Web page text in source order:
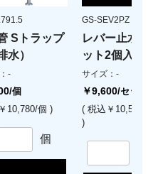
Sトラップ
水）
-
/個
10,780/個 )
個
GS-SEV2PZ
レバー止水栓
ット2個入)
サイズ：-
￥9,600/セット
( 税込￥10,560/セ
)